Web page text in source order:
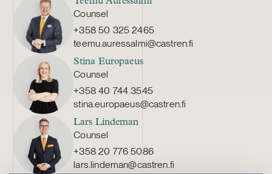
Työnantajalla oli työnjohto-oikeutensa
nojalla oikeus yksipuolisesti muuttaa
ruokataukokäytäntöä valitsemalla
sovellettavaksi toinen työehtosopimuksen
mahdollistamista järjestelyistä.
Counsel
+358 50 325 2465
teemu.auressalmi@castren.fi
Stina Europaeus
Counsel
+358 40 744 3545
stina.europaeus@castren.fi
Lars Lindeman
Counsel
+358 20 776 5086
lars.lindeman@castren.fi